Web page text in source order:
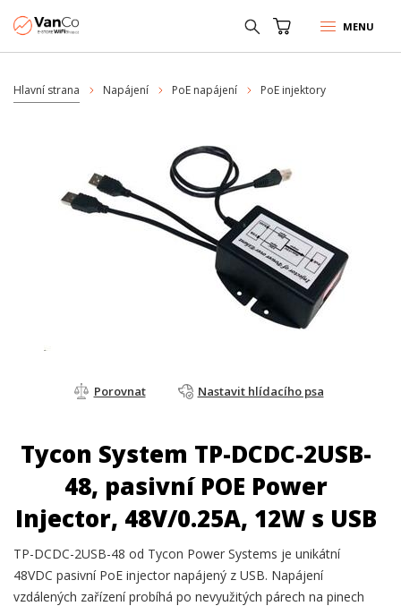
MENU
Hlavní strana Napájení PoE napájení PoE injektory
Porovnat Nastavit hlídacího psa
Tycon System TP-DCDC-2USB-
48, pasivní POE Power
Injector, 48V/0.25A, 12W s USB
TP-DCDC-2USB-48 od Tycon Power Systems je unikátní
48VDC pasivní PoE injector napájený z USB. Napájení
vzdálených zařízení probíhá po nevyužitých párech na pinech